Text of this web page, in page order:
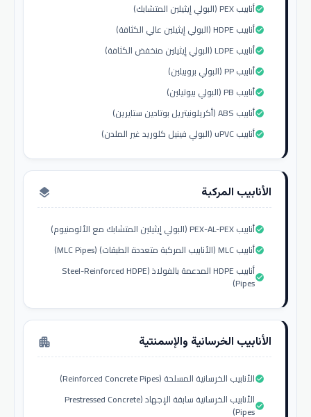
أنابيب PEX (البولي إيثيلين المتشابك)check_circle
أنابيب HDPE (البولي إيثيلين عالي الكثافة)check_circle
أنابيب LDPE (البولي إيثيلين منخفض الكثافة)check_circle
أنابيب PP (البولي بروبيلين)check_circle
أنابيب PB (البولي بيوتيلين)check_circle
أنابيب ABS (أكريلونيتريل بوتادين ستايرين)check_circle
أنابيب uPVC (البولي فينيل كلوريد غير الملدن)check_circle
الأنابيب المركبة layers
أنابيب PEX-AL-PEX (البولي إيثيلين المتشابك مع الألومنيوم)check_circle
أنابيب MLC (الأنابيب المركبة متعددة الطبقات) (MLC Pipes)check_circle
أنابيب HDPE المدعمة بالفولاذ (Steel-Reinforced HDPE
Pipes)check_circle
الأنابيب الخرسانية والإسمنتية apartment
الأنابيب الخرسانية المسلحة (Reinforced Concrete Pipes)check_circle
الأنابيب الخرسانية سابقة الإجهاد (Prestressed Concrete
Pipes)check_circle